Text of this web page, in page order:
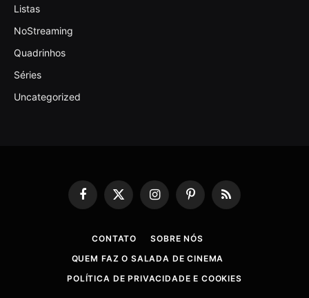
Listas
NoStreaming
Quadrinhos
Séries
Uncategorized
Facebook
X
(Twitter)
InstagramPinterestRSS
CONTATO
SOBRE NÓS
QUEM FAZ O SALADA DE CINEMA
POLÍTICA DE PRIVACIDADE E COOKIES